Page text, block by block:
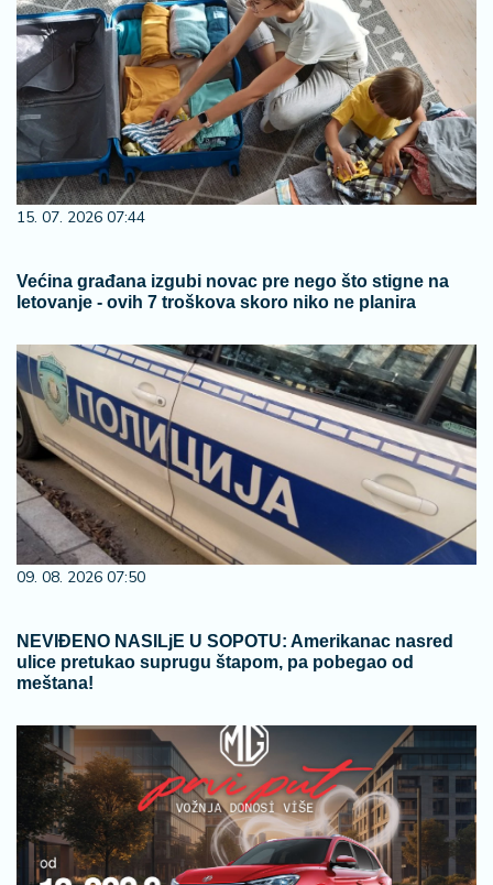
15. 07. 2026 07:44
Većina građana izgubi novac pre nego što stigne na
letovanje - ovih 7 troškova skoro niko ne planira
09. 08. 2026 07:50
NEVIĐENO NASILjE U SOPOTU: Amerikanac nasred
ulice pretukao suprugu štapom, pa pobegao od
meštana!